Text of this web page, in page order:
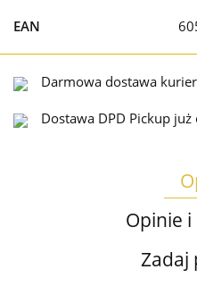
EAN
Darmowa dostawa
Dostawa DPD Pickup już
Opinie i
Zadaj